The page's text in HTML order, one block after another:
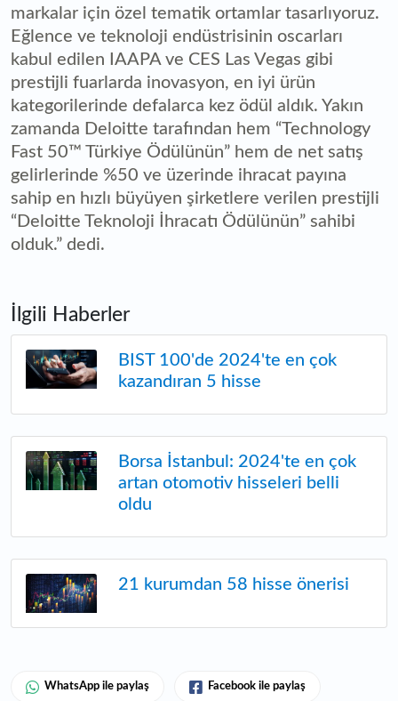
markalar için özel tematik ortamlar tasarlıyoruz.
Eğlence ve teknoloji endüstrisinin oscarları
kabul edilen IAAPA ve CES Las Vegas gibi
prestijli fuarlarda inovasyon, en iyi ürün
kategorilerinde defalarca kez ödül aldık. Yakın
zamanda Deloitte tarafından hem “Technology
Fast 50™ Türkiye Ödülünün” hem de net satış
gelirlerinde %50 ve üzerinde ihracat payına
sahip en hızlı büyüyen şirketlere verilen prestijli
“Deloitte Teknoloji İhracatı Ödülünün” sahibi
olduk.” dedi.
İlgili Haberler
BIST 100'de 2024'te en çok
kazandıran 5 hisse
Borsa İstanbul: 2024'te en çok
artan otomotiv hisseleri belli
oldu
21 kurumdan 58 hisse önerisi
WhatsApp ile paylaş Facebook ile paylaş